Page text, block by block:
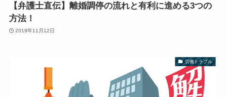
【弁護士直伝】離婚調停の流れと有利に進める3つの
方法！
2019年11月12日
労働トラブル